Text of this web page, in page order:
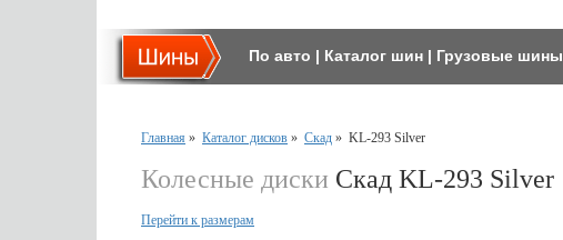
По авто | Каталог шин | Грузовые шины
Главная » Каталог дисков » Скад » KL-293 Silver
Колесные диски Скад KL-293 Silver
Перейти к размерам